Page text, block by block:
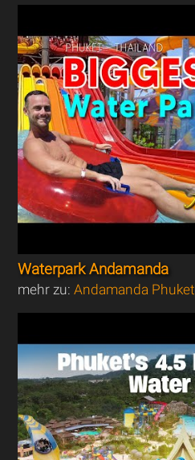
Waterpark Andamanda
mehr zu:Andamanda Phuket